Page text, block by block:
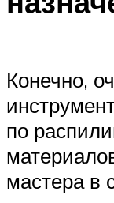
Конечно,
по
мастера в